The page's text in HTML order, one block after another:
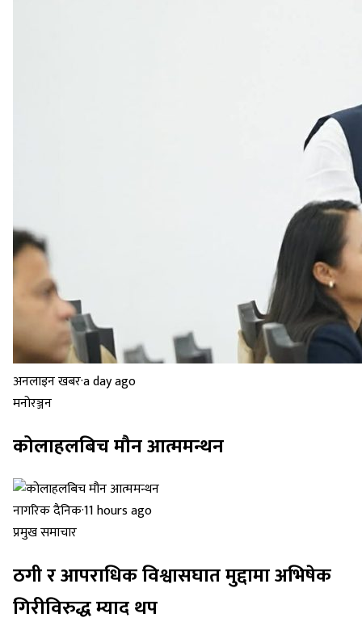
अनलाइन खबर·a day ago
मनोरञ्जन
कोलाहलबिच मौन आत्ममन्थन
नागरिक दैनिक·11 hours ago
प्रमुख समाचार
ठगी र आपराधिक विश्वासघात मुद्दामा अभिषेक
गिरीविरुद्ध म्याद थप